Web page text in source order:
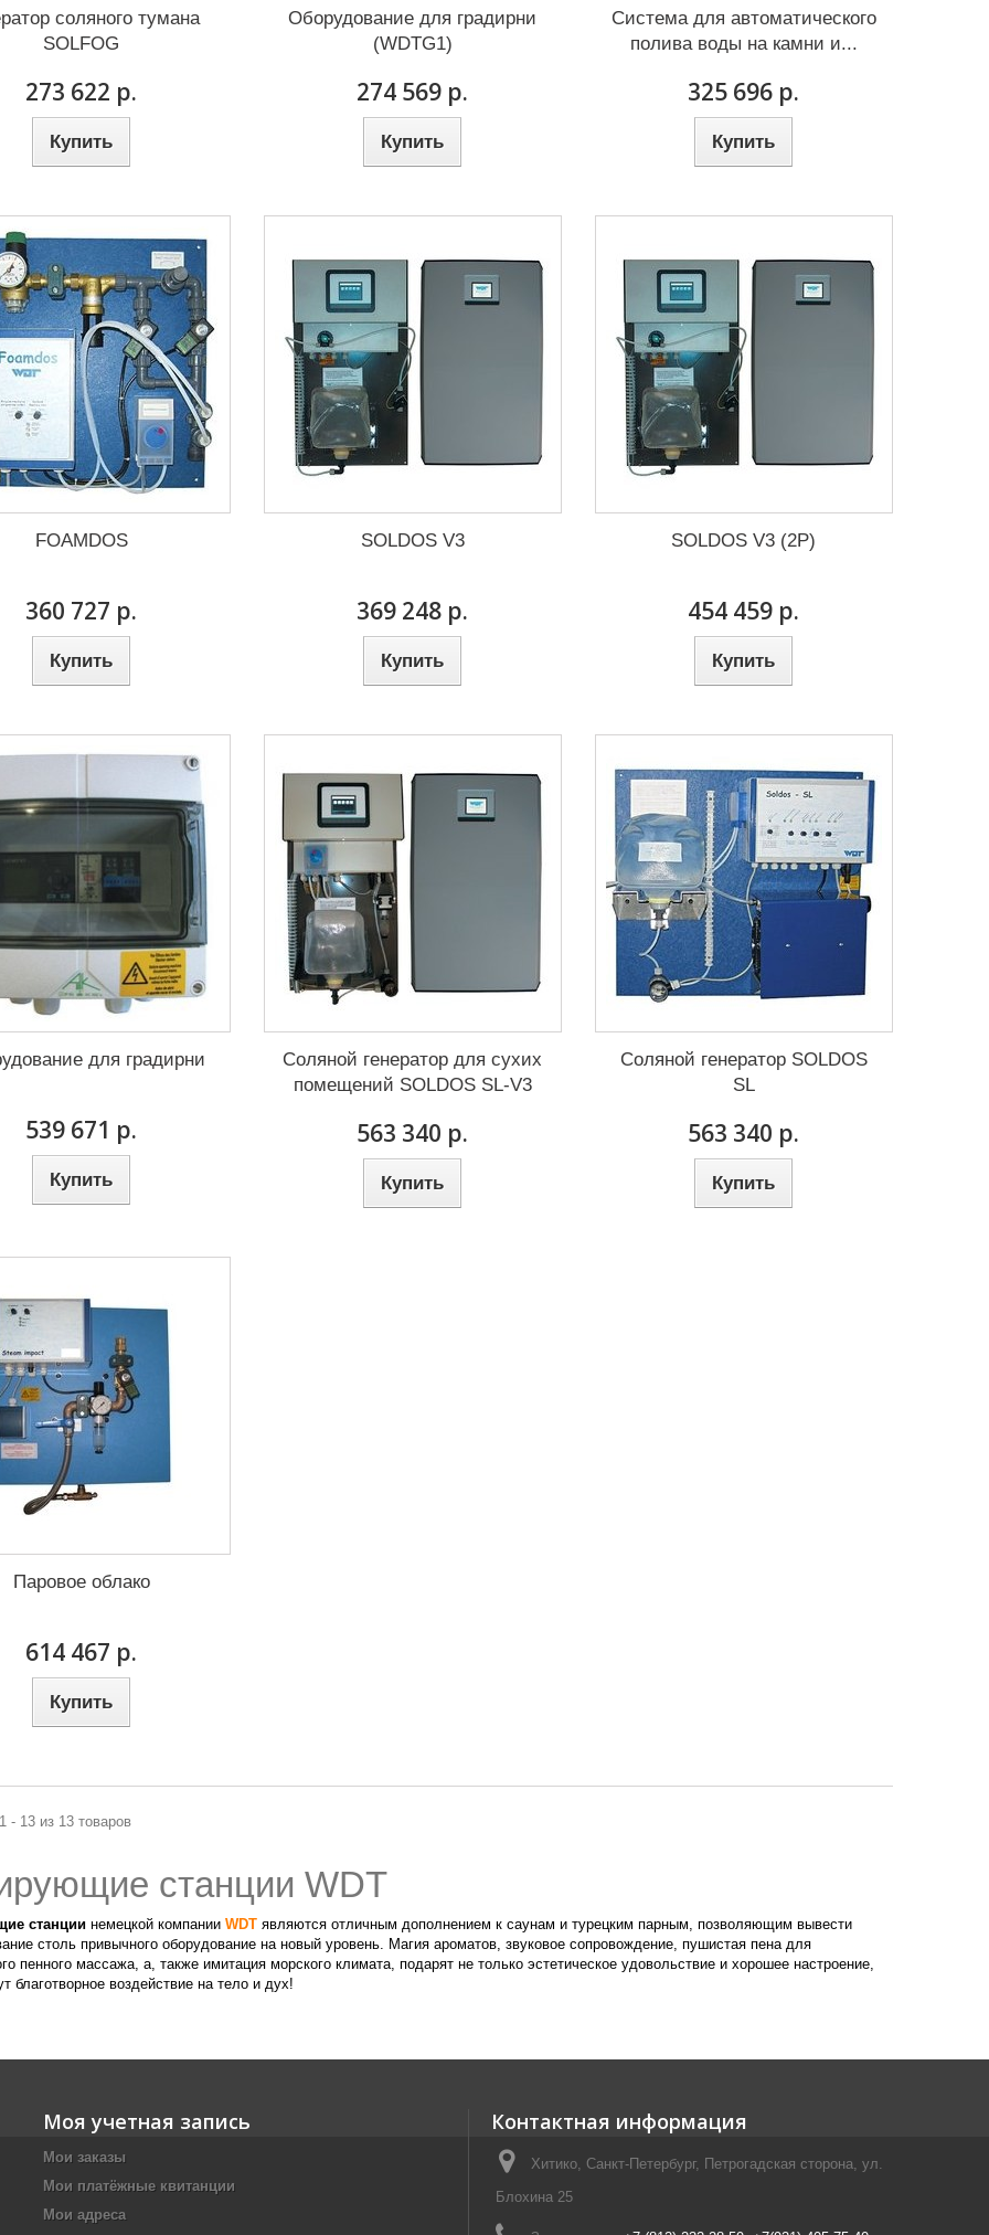
соляного тумана
SOLFOG
273 622 р.
Купить
Оборудование для градирни
(WDTG1)
274 569 р.
Купить
Система для автоматического
полива воды на камни и...
325 696 р.
Купить
FOAMDOS
360 727 р.
Купить
SOLDOS V3
369 248 р.
Купить
SOLDOS V3 (2P)
454 459 р.
Купить
для градирни
539 671 р.
Купить
Соляной генератор для сухих
помещений SOLDOS SL-V3
563 340 р.
Купить
Соляной генератор SOLDOS
SL
563 340 р.
Купить
Паровое облако
614 467 р.
Купить
- 13 из 13 товаров
станции WDT
станции немецкой компании WDT являются отличным дополнением к саунам и турецким парным, позволяющим вывести
столь привычного оборудование на новый уровень. Магия ароматов, звуковое сопровождение, пушистая пена для
пенного массажа, а, также имитация морского климата, подарят не только эстетическое удовольствие и хорошее настроение,
благотворное воздействие на тело и дух!
Моя учетная запись
Мои заказы
Мои платёжные квитанции
Мои адреса
Контактная информация
Хитико, Санкт-Петербург, Петрогадская сторона, ул.
Блохина 25